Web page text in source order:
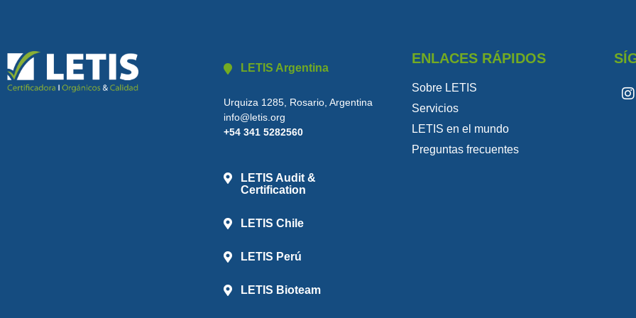
LETIS Argentina
Urquiza 1285, Rosario, Argentina
info@letis.org
+54 341 5282560
LETIS Audit &
Certification
LETIS Chile
LETIS Perú
LETIS Bioteam
ENLACES RÁPIDOS
Sobre LETIS
Servicios
LETIS en el mundo
Preguntas frecuentes